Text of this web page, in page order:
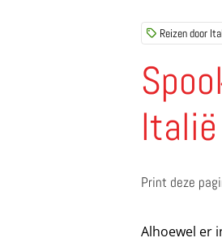
Reizen door
Italië
Print deze
Alhoewel er